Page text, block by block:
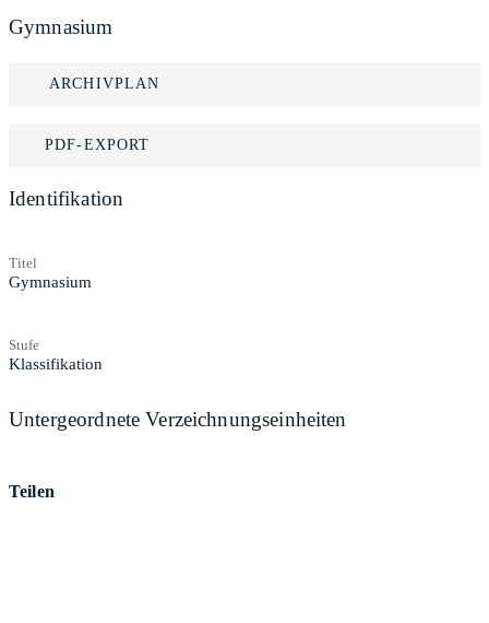
Gymnasium
ARCHIVPLAN
PDF-EXPORT
Identifikation
Titel
Gymnasium
Stufe
Klassifikation
Untergeordnete Verzeichnungseinheiten
Teilen